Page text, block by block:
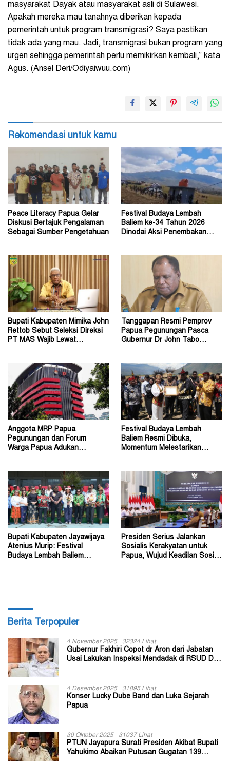
masyarakat Dayak atau masyarakat asli di Sulawesi.
Apakah mereka mau tanahnya diberikan kepada
pemerintah untuk program transmigrasi? Saya pastikan
tidak ada yang mau. Jadi, transmigrasi bukan program yang
urgen sehingga pemerintah perlu memikirkan kembali,” kata
Agus. (Ansel Deri/Odiyaiwuu.com)
Rekomendasi untuk kamu
Peace Literacy Papua Gelar
Diskusi Bertajuk Pengalaman
Sebagai Sumber Pengetahuan
Festival Budaya Lembah
Baliem ke-34 Tahun 2026
Dinodai Aksi Penembakan
Bupati Kabupaten Mimika John
Rettob Sebut Seleksi Direksi
PT MAS Wajib Lewat
Tanggapan Resmi Pemprov
Papua Pegunungan Pasca
Gubernur Dr John Tabo
Anggota MRP Papua
Pegunungan dan Forum
Warga Papua Adukan
Festival Budaya Lembah
Baliem Resmi Dibuka,
Momentum Melestarikan
Bupati Kabupaten Jayawijaya
Atenius Murip: Festival
Budaya Lembah Baliem
Presiden Serius Jalankan
Sosialis Kerakyatan untuk
Papua, Wujud Keadilan Sosial
Berita Terpopuler
4 November 2025 32324 Lihat
Gubernur Fakhiri Copot dr Aron dari Jabatan
Usai Lakukan Inspeksi Mendadak di RSUD Dok
4 Desember 2025 31895 Lihat
Konser Lucky Dube Band dan Luka Sejarah
Papua
30 Oktober 2025 31037 Lihat
PTUN Jayapura Surati Presiden Akibat Bupati
Yahukimo Abaikan Putusan Gugatan 139